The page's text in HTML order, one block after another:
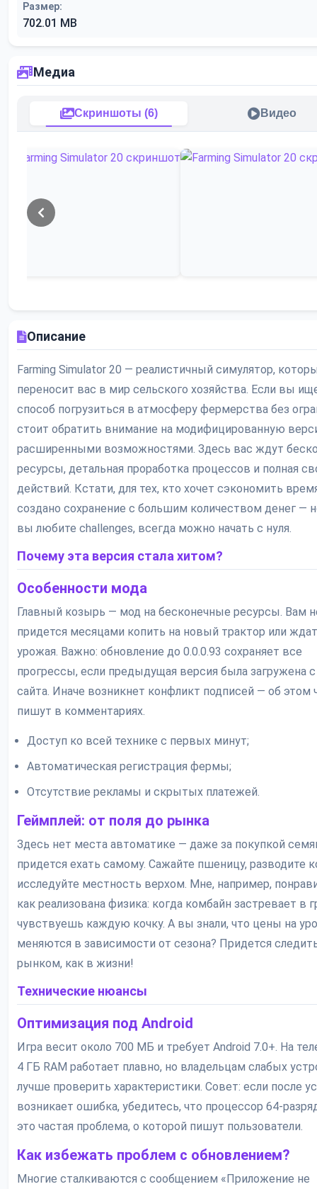
Размер:
702.01 MB
Медиа
Скриншоты (6) Видео
Описание
Farming Simulator 20 — реалистичный симулятор,
переносит вас в мир сельского хозяйства. Если вы
способ погрузиться в атмосферу фермерства без
стоит обратить внимание на модифицированную
расширенными возможностями. Здесь вас ждут
ресурсы, детальная проработка процессов и полная
действий. Кстати, для тех, кто хочет сэкономить
создано сохранение с большим количеством денег —
вы любите challenges, всегда можно начать с нуля.
Почему эта версия стала хитом?
Особенности мода
Главный козырь — мод на бесконечные ресурсы. Вам
придется месяцами копить на новый трактор или
урожая. Важно: обновление до 0.0.0.93 сохраняет все
прогрессы, если предыдущая версия была загружена
сайта. Иначе возникнет конфликт подписей — об этом
пишут в комментариях.
Доступ ко всей технике с первых минут;
Автоматическая регистрация фермы;
Отсутствие рекламы и скрытых платежей.
Геймплей: от поля до рынка
Здесь нет места автоматике — даже за покупкой
придется ехать самому. Сажайте пшеницу, разводите
исследуйте местность верхом. Мне, например,
как реализована физика: когда комбайн застревает в
чувствуешь каждую кочку. А вы знали, что цены на
меняются в зависимости от сезона? Придется
рынком, как в жизни!
Технические нюансы
Оптимизация под Android
Игра весит около 700 МБ и требует Android 7.0+. На
4 ГБ RAM работает плавно, но владельцам слабых
лучше проверить характеристики. Совет: если после
возникает ошибка, убедитесь, что процессор 64-
это частая проблема, о которой пишут пользователи.
Как избежать проблем с обновлением?
Многие сталкиваются с сообщением «Приложение не